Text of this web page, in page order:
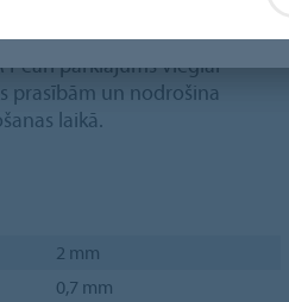
Pearl pārklājums vieglai
prasībām un nodrošina
laikā.
2 mm
0,7 mm